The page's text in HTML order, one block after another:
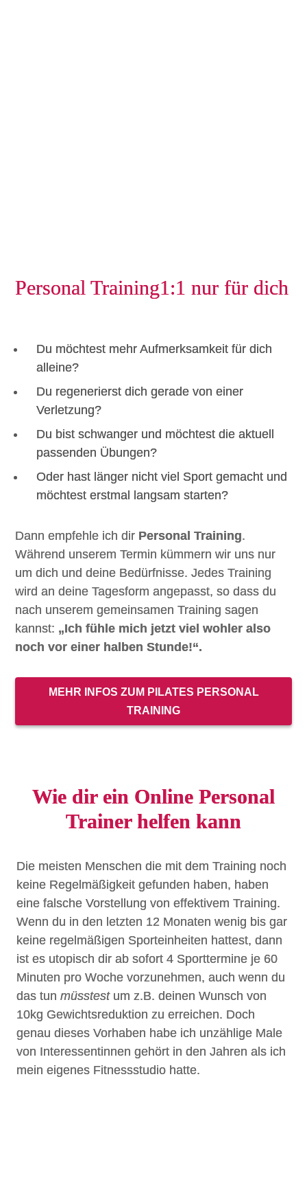
Personal Training1:1 nur für dich
Du möchtest mehr Aufmerksamkeit für dich
alleine?
Du regenerierst dich gerade von einer
Verletzung?
Du bist schwanger und möchtest die aktuell
passenden Übungen?
Oder hast länger nicht viel Sport gemacht und
möchtest erstmal langsam starten?
Dann empfehle ich dir Personal Training.
Während unserem Termin kümmern wir uns nur
um dich und deine Bedürfnisse. Jedes Training
wird an deine Tagesform angepasst, so dass du
nach unserem gemeinsamen Training sagen
kannst: „Ich fühle mich jetzt viel wohler also
noch vor einer halben Stunde!“.
MEHR INFOS ZUM PILATES PERSONAL
TRAINING
Wie dir ein Online Personal
Trainer helfen kann
Die meisten Menschen die mit dem Training noch
keine Regelmäßigkeit gefunden haben, haben
eine falsche Vorstellung von effektivem Training.
Wenn du in den letzten 12 Monaten wenig bis gar
keine regelmäßigen Sporteinheiten hattest, dann
ist es utopisch dir ab sofort 4 Sporttermine je 60
Minuten pro Woche vorzunehmen, auch wenn du
das tun müsstestum z.B. deinen Wunsch von
10kg Gewichtsreduktion zu erreichen. Doch
genau dieses Vorhaben habe ich unzählige Male
von Interessentinnen gehört in den Jahren als ich
mein eigenes Fitnessstudio hatte.